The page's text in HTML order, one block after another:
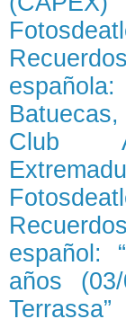
Club
español:
años
Terrassa”